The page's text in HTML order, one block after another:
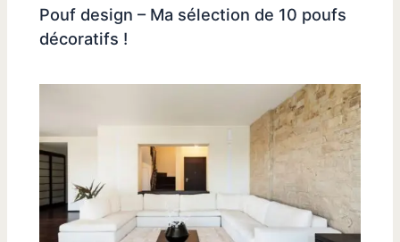
Pouf design – Ma sélection de 10 poufs
décoratifs !